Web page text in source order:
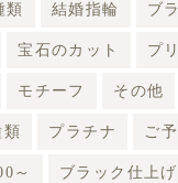
類 結婚指輪 ブ
宝石のカット プ
モチーフ その他
プラチナ ご
～ ブラック仕上げ